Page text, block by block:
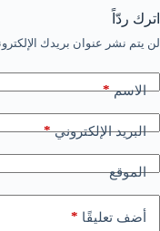
اترك ردّاً
لن يتم نشر عنوان بريدك
الاسم*
البريد الإلكتروني*
الموقع
أضف تعليقًا *